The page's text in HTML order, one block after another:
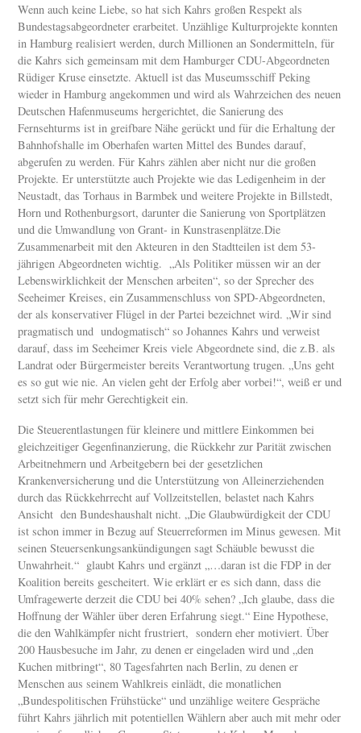
Wenn auch keine Liebe, so hat sich Kahrs großen Respekt als
Bundestagsabgeordneter erarbeitet. Unzählige Kulturprojekte konnten
in Hamburg realisiert werden, durch Millionen an Sondermitteln, für
die Kahrs sich gemeinsam mit dem Hamburger CDU-Abgeordneten
Rüdiger Kruse einsetzte. Aktuell ist das Museumsschiff Peking
wieder in Hamburg angekommen und wird als Wahrzeichen des neuen
Deutschen Hafenmuseums hergerichtet, die Sanierung des
Fernsehturms ist in greifbare Nähe gerückt und für die Erhaltung der
Bahnhofshalle im Oberhafen warten Mittel des Bundes darauf,
abgerufen zu werden. Für Kahrs zählen aber nicht nur die großen
Projekte. Er unterstützte auch Projekte wie das Ledigenheim in der
Neustadt, das Torhaus in Barmbek und weitere Projekte in Billstedt,
Horn und Rothenburgsort, darunter die Sanierung von Sportplätzen
und die Umwandlung von Grant- in Kunstrasenplätze.Die
Zusammenarbeit mit den Akteuren in den Stadtteilen ist dem 53-
jährigen Abgeordneten wichtig. „Als Politiker müssen wir an der
Lebenswirklichkeit der Menschen arbeiten“, so der Sprecher des
Seeheimer Kreises, ein Zusammenschluss von SPD-Abgeordneten,
der als konservativer Flügel in der Partei bezeichnet wird. „Wir sind
pragmatisch und undogmatisch“ so Johannes Kahrs und verweist
darauf, dass im Seeheimer Kreis viele Abgeordnete sind, die z.B. als
Landrat oder Bürgermeister bereits Verantwortung trugen. „Uns geht
es so gut wie nie. An vielen geht der Erfolg aber vorbei!“, weiß er und
setzt sich für mehr Gerechtigkeit ein.
Die Steuerentlastungen für kleinere und mittlere Einkommen bei
gleichzeitiger Gegenfinanzierung, die Rückkehr zur Parität zwischen
Arbeitnehmern und Arbeitgebern bei der gesetzlichen
Krankenversicherung und die Unterstützung von Alleinerziehenden
durch das Rückkehrrecht auf Vollzeitstellen, belastet nach Kahrs
Ansicht den Bundeshaushalt nicht. „Die Glaubwürdigkeit der CDU
ist schon immer in Bezug auf Steuerreformen im Minus gewesen. Mit
seinen Steuersenkungsankündigungen sagt Schäuble bewusst die
Unwahrheit.“ glaubt Kahrs und ergänzt „…daran ist die FDP in der
Koalition bereits gescheitert. Wie erklärt er es sich dann, dass die
Umfragewerte derzeit die CDU bei 40% sehen? „Ich glaube, dass die
Hoffnung der Wähler über deren Erfahrung siegt.“ Eine Hypothese,
die den Wahlkämpfer nicht frustriert, sondern eher motiviert. Über
200 Hausbesuche im Jahr, zu denen er eingeladen wird und „den
Kuchen mitbringt“, 80 Tagesfahrten nach Berlin, zu denen er
Menschen aus seinem Wahlkreis einlädt, die monatlichen
„Bundespolitischen Frühstücke“ und unzählige weitere Gespräche
führt Kahrs jährlich mit potentiellen Wählern aber auch mit mehr oder